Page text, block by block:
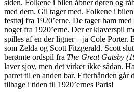
siden. Folkene i bilen åbner døren og
med dem. Gil tager med. Folkene i
festtøj fra 1920’erne. De tager ham
noget fra 1920’erne. Der er klaverspil
spilles af en der ligner – ja Cole Porter.
som Zelda og Scott Fitzgerald. Scott
berømte ordspil fra The Great Gatsby
laver sjov, men det virker ikke sådan.
parret til en anden bar. Efterhånden går
tilbage i tiden til 1920’ernes Paris!